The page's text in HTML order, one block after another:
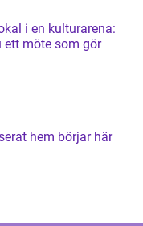
i en kulturarena:
ett möte som gör
hem börjar här